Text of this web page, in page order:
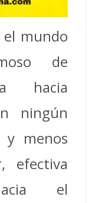
el mundo
de
hacia
ningún
menos
efectiva
el